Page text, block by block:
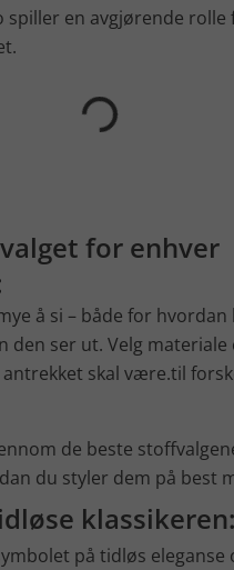
spiller en avgjørende rolle
for enhver
å si – både for hvordan
den ser ut. Velg
skal være.til
de beste
du styler dem på best
klassikeren:
på tidløs eleganse